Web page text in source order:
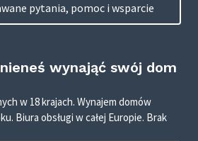
pytania, pomoc i wsparcie
wynająć swój dom
w 18 krajach. Wynajem domów
Biura obsługi w całej Europie. Brak